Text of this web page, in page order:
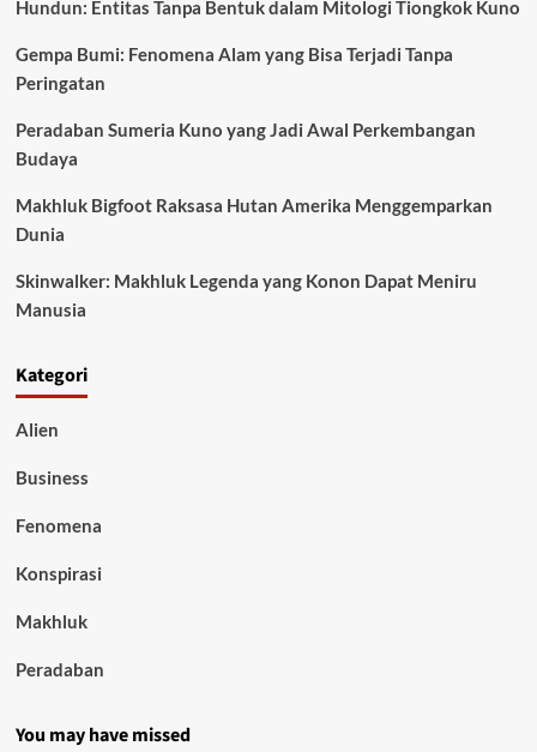
Tua
Hundun: Entitas Tanpa Bentuk dalam Mitologi Tiongkok Kuno
Gempa Bumi: Fenomena Alam yang Bisa Terjadi Tanpa
Peringatan
Peradaban Sumeria Kuno yang Jadi Awal Perkembangan
Budaya
Makhluk Bigfoot Raksasa Hutan Amerika Menggemparkan
Dunia
Skinwalker: Makhluk Legenda yang Konon Dapat Meniru
Manusia
Kategori
Alien
Business
Fenomena
Konspirasi
Makhluk
Peradaban
You may have missed